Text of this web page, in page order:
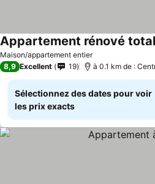
Maison/appartement entier
8,9 Excellent 19 à 0.1 km de :
Sélectionnez des dates pour voir
les prix exacts